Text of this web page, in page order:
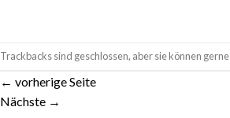
Trackbacks sind geschlossen, aber sie können gerne
← vorherige Seite
Nächste →